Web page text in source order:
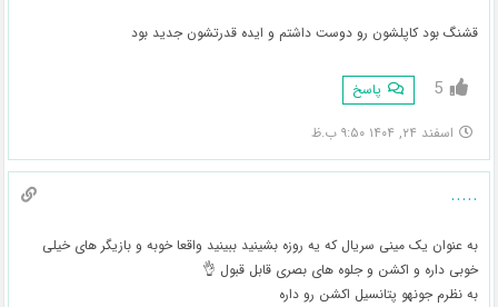
قشنگ بود کاپلشون رو دوست داشتم و ایده قدرتشون جدید بود
5 پاسخ
اسفند ۲۴, ۱۴۰۴ ۹:۵۰ ب.ظ
.....
به عنوان یک مینی سریال که یه روزه بشینید ببینید واقعا خوبه و بازیگر های خیلی
خوبی داره و اکشن و جلوه های بصری قابل قبول 👌
به نظرم‌ جونهو پتانسیل اکشن رو داره